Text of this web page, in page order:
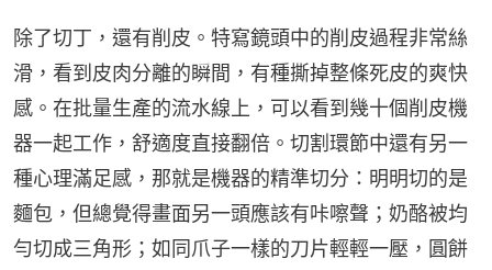
除了切丁，還有削皮。特寫鏡頭中的削皮過程非常絲
滑，看到皮肉分離的瞬間，有種撕掉整條死皮的爽快
感。在批量生產的流水線上，可以看到幾十個削皮機
器一起工作，舒適度直接翻倍。切割環節中還有另一
種心理滿足感，那就是機器的精準切分：明明切的是
麵包，但總覺得畫面另一頭應該有咔嚓聲；奶酪被均
勻切成三角形；如同爪子一樣的刀片輕輕一壓，圓餅